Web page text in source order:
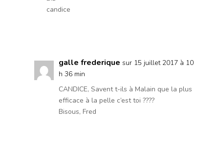
candice
galle frederique sur 15 juillet 2017 à 10
h 36 min
CANDICE, Savent t-ils à Malain que la plus
efficace à la pelle c’est toi ????
Bisous, Fred